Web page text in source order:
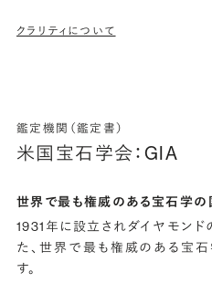
クラリティについて
鑑定機関（鑑定書）
米国宝石学会：GIA
世界で最も権威のある宝石学
1931年に設立されダイヤモンド
た、世界で最も権威のある宝
す。